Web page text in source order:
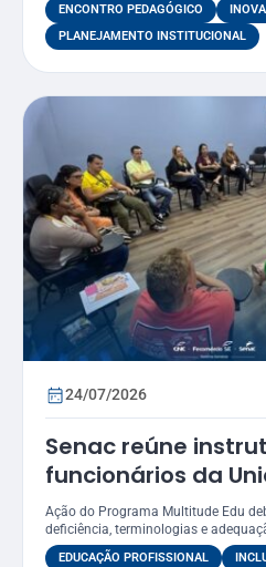
educacionais
ENCONTRO PEDAGÓGICO
PLANEJAMENTO INSTITUCIONAL
24/07/2026
Senac reúne
funcionários da
oficina sobre
acessibilidade
Ação do Programa Multitude Edu
deficiência, terminologias e
EDUCAÇÃO PROFISSIONAL